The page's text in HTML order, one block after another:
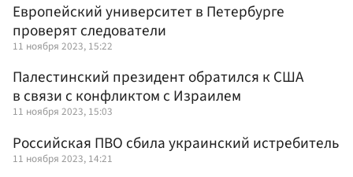
Европейский университет в Петербурге
проверят следователи
11 ноября 2023, 15:22
Палестинский президент обратился к США
в связи с конфликтом с Израилем
11 ноября 2023, 15:03
Российская ПВО сбила украинский истребитель
11 ноября 2023, 14:21